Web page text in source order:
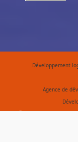
Développement
Agence de
© 2015 Your